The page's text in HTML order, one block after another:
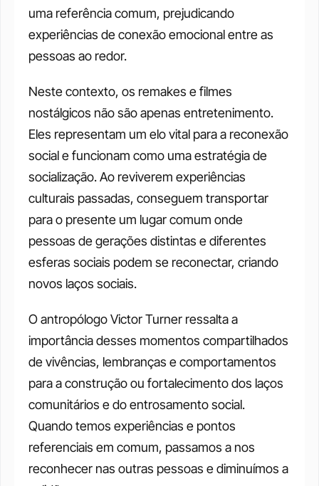
uma referência comum, prejudicando
experiências de conexão emocional entre as
pessoas ao redor.
Neste contexto, os remakes e filmes
nostálgicos não são apenas entretenimento.
Eles representam um elo vital para a reconexão
social e funcionam como uma estratégia de
socialização. Ao reviverem experiências
culturais passadas, conseguem transportar
para o presente um lugar comum onde
pessoas de gerações distintas e diferentes
esferas sociais podem se reconectar, criando
novos laços sociais.
O antropólogo Victor Turner ressalta a
importância desses momentos compartilhados
de vivências, lembranças e comportamentos
para a construção ou fortalecimento dos laços
comunitários e do entrosamento social.
Quando temos experiências e pontos
referenciais em comum, passamos a nos
reconhecer nas outras pessoas e diminuímos a